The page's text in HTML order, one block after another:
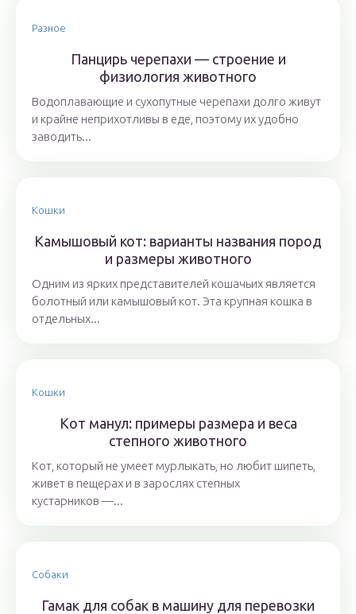
Разное
Панцирь черепахи — строение и
физиология животного
Водоплавающие и сухопутные черепахи долго живут
и крайне неприхотливы в еде, поэтому их удобно
заводить...
Кошки
Камышовый кот: варианты названия пород
и размеры животного
Одним из ярких представителей кошачьих является
болотный или камышовый кот. Эта крупная кошка в
отдельных...
Кошки
Кот манул: примеры размера и веса
степного животного
Кот, который не умеет мурлыкать, но любит шипеть,
живет в пещерах и в зарослях степных
кустарников —...
Собаки
Гамак для собак в машину для перевозки